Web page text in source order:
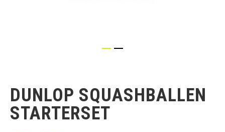
begin
van
de
afbeeldingen-
DUNLOP SQUASHBALLEN
STARTERSET